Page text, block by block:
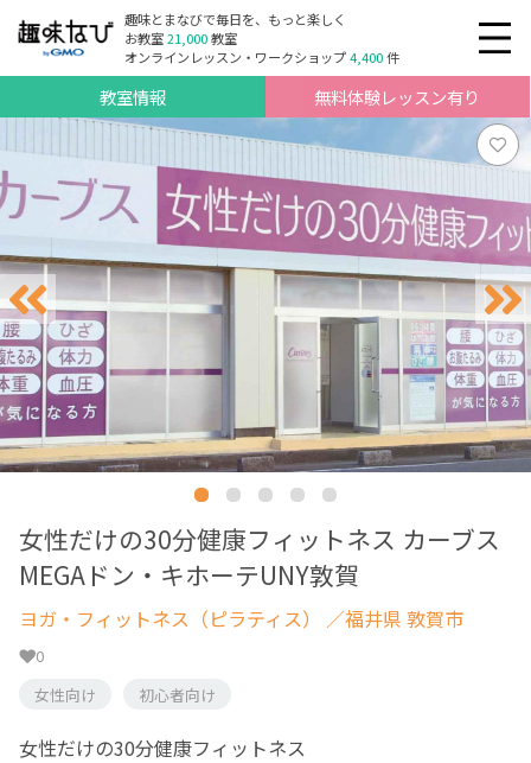
趣味とまなびで毎日を、もっと楽しく
お教室21,000教室
オンラインレッスン・ワークショップ4,400件
教室情報 無料体験レッスン有り
女性だけの30分健康フィットネス カーブス
MEGAドン・キホーテUNY敦賀
ヨガ・フィットネス（ピラティス） ／福井県 敦賀市
0
女性向け
初心者向け
女性だけの30分健康フィットネス